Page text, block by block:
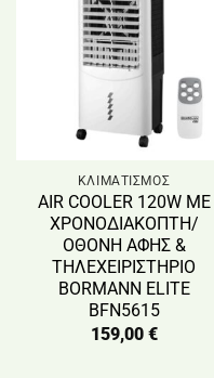
ΚΛΙΜΑΤΙΣΜΟΣ
AIR COOLER 120W ΜΕ
ΧΡΟΝΟΔΙΑΚΟΠΤΗ/
ΟΘΟΝΗ ΑΦΗΣ &
ΤΗΛΕΧΕΙΡΙΣΤΗΡΙΟ
BORMANN ELITE
BFN5615
159,00 €